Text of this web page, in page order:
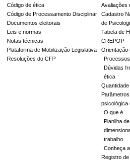
Código de ética
Código de Processamento Disciplinar
Documentos eleitorais
Leis e normas
Notas técnicas
Plataforma de Mobilização Legislativa
Resoluções do CFP
Avaliações
Cadastro
de
Tabela de
CREPOP
Orientação
Dúvidas
ética
psicológica
O que é
Planilha
trabalho
Conheça
Registro